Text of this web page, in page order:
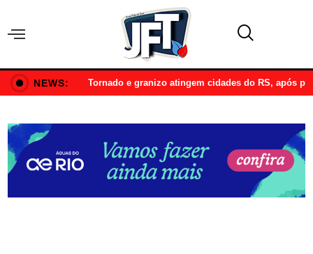
NEWS: Tornado e granizo atingem cidades do RS, após